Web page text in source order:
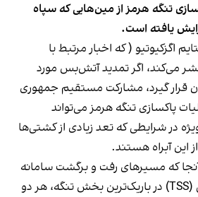
تنگه هرمز از مین‌هایی که سپاه
یافته است.
اگزکیوتیو ( که اخبار مرتبط با
می‌کند، اگر تمدید آتش‌بس مورد
قرار گیرد، مشارکت مستقیم جمهوری
پاکسازی تنگه هرمز می‌تواند
در شرایطی که تعد زیادی از کشتی‌ها
این آبراه هستند.
که مسیرهای رفت و برگشت سامانه
جداسازی ترافیک دریایی (TSS) در باریک‌ترین بخش تنگه، هر دو